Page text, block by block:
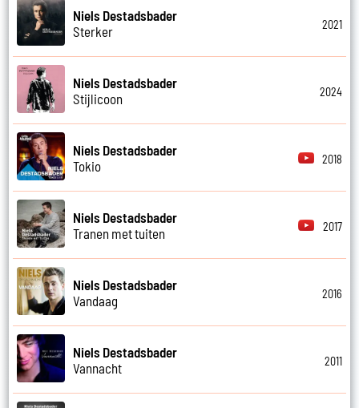
Niels Destadsbader
Sterker
2021
Niels Destadsbader
Stijlicoon
2024
Niels Destadsbader
Tokio
2018
Niels Destadsbader
Tranen met tuiten
2017
Niels Destadsbader
Vandaag
2016
Niels Destadsbader
Vannacht
2011